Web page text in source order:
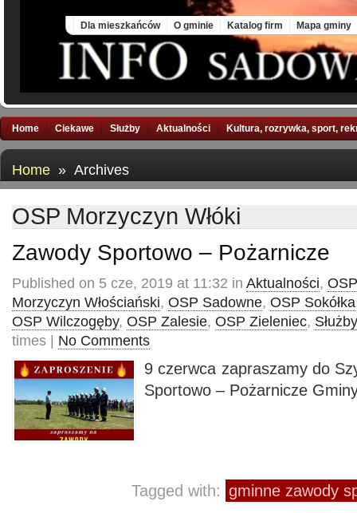
Dla mieszkańców O gminie Katalog firm Mapa gminy
Home Ciekawe Służby Aktualności Kultura, rozrywka, sport,
Home » Archives
OSP Morzyczyn Włóki
Zawody Sportowo – Pożarnicze
Published on 5 cze, 2019 at 11:32 in Aktualności,
Morzyczyn Włościański, OSP Sadowne, OSP Sokółka
OSP Wilczogęby, OSP Zalesie, OSP Zieleniec, Służby
times | No Comments
9 czerwca zapraszamy do
Sportowo – Pożarnicze
Tagged with: gminne zawody